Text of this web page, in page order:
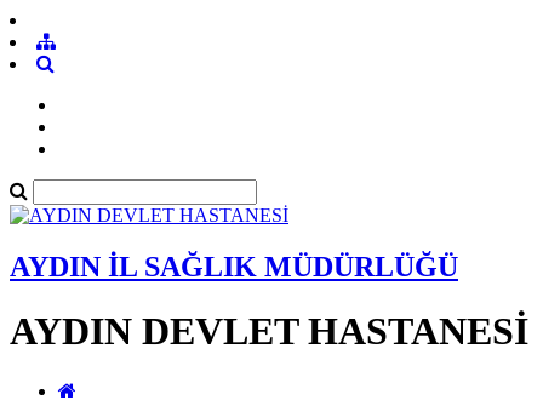
AYDIN İL SAĞLIK MÜDÜRLÜĞÜ
AYDIN DEVLET HASTANESİ